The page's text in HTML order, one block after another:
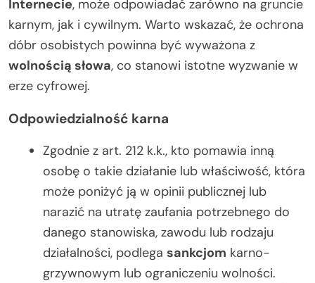
Internecie, może odpowiadać zarówno na gruncie
karnym, jak i cywilnym. Warto wskazać, że ochrona
dóbr osobistych powinna być wyważona z
wolnością słowa, co stanowi istotne wyzwanie w
erze cyfrowej.
Odpowiedzialność karna
Zgodnie z art. 212 k.k., kto pomawia inną
osobę o takie działanie lub właściwość, która
może poniżyć ją w opinii publicznej lub
narazić na utratę zaufania potrzebnego do
danego stanowiska, zawodu lub rodzaju
działalności, podlega sankcjom karno-
grzywnowym lub ograniczeniu wolności.